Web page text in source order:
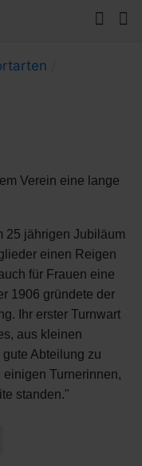
Verein eine lange
25 jährigen Jubiläum
einen Reigen
für Frauen eine
1906 gründete der
Ihr erster Turnwart
aus kleinen
Abteilung zu
einigen Turnerinnen,
standen."